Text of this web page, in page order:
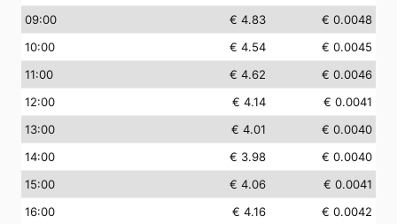
09:00 € 4.83
€ 0.0048
10:00 € 4.54
€ 0.0045
11:00 € 4.62
€ 0.0046
12:00 € 4.14
€ 0.0041
13:00 € 4.01
€ 0.0040
14:00 € 3.98
€ 0.0040
15:00 € 4.06
€ 0.0041
16:00 € 4.16
€ 0.0042